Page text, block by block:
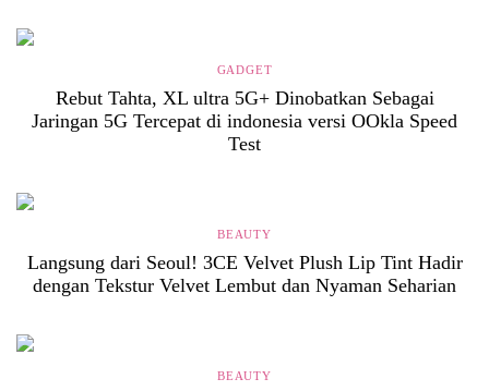
GADGET
Rebut Tahta, XL ultra 5G+ Dinobatkan Sebagai
Jaringan 5G Tercepat di indonesia versi OOkla Speed
Test
BEAUTY
Langsung dari Seoul! 3CE Velvet Plush Lip Tint Hadir
dengan Tekstur Velvet Lembut dan Nyaman Seharian
BEAUTY